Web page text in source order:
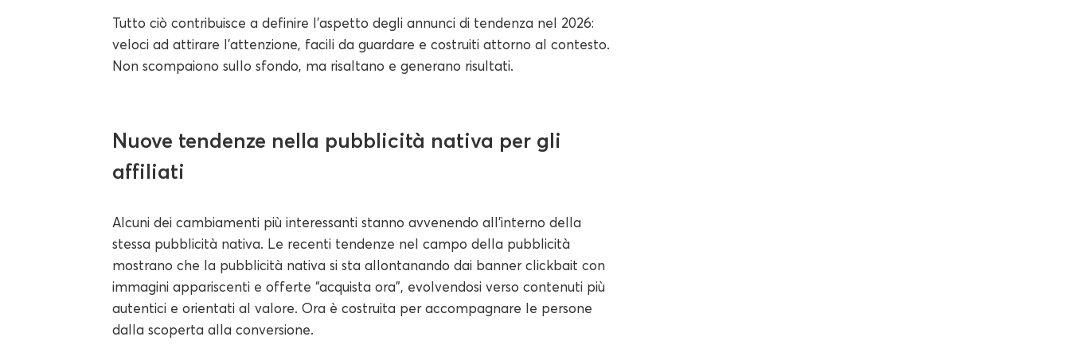
Tutto ciò contribuisce a definire l'aspetto degli annunci di tendenza nel 2026:
veloci ad attirare l'attenzione, facili da guardare e costruiti attorno al contesto.
Non scompaiono sullo sfondo, ma risaltano e generano risultati.
Nuove tendenze nella pubblicità nativa per gli
affiliati
Alcuni dei cambiamenti più interessanti stanno avvenendo all'interno della
stessa pubblicità nativa. Le recenti tendenze nel campo della pubblicità
mostrano che la pubblicità nativa si sta allontanando dai banner clickbait con
immagini appariscenti e offerte “acquista ora”, evolvendosi verso contenuti più
autentici e orientati al valore. Ora è costruita per accompagnare le persone
dalla scoperta alla conversione.